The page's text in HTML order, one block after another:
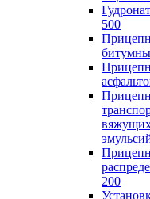
500
200